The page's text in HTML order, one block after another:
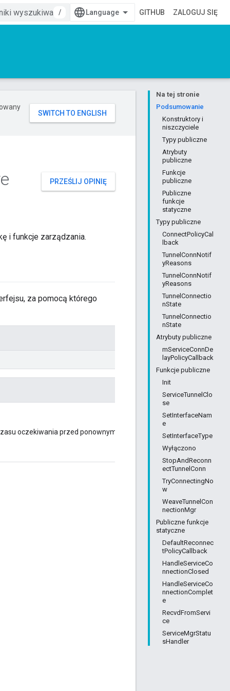
/
GITHUB ZALOGUJ SIĘ
Na tej stronie
Podsumowanie
Konstruktory i
niszczyciele
Typy publiczne
Atrybuty
publiczne
Funkcje
publiczne
Publiczne
funkcje
statyczne
Typy publiczne
ConnectPolicyCal
lback
TunnelConnNotif
yReasons
TunnelConnNotif
yReasons
TunnelConnectio
nState
TunnelConnectio
nState
Atrybuty publiczne
mServiceConnDe
layPolicyCallback
Funkcje publiczne
Init
ServiceTunnelClo
se
SetInterfaceNam
e
SetInterfaceType
Wyłączono
StopAndReconn
ectTunnelConn
TryConnectingNo
w
WeaveTunnelCon
nectionMgr
Publiczne funkcje
statyczne
DefaultReconnec
tPolicyCallback
HandleServiceCo
nnectionClosed
HandleServiceCo
nnectionComplet
e
RecvdFromServi
ce
ServiceMgrStatu
sHandler
PRZEŚLIJ OPINIĘ
i funkcje zarządzania.
za pomocą którego
oczekiwania przed ponownym połączeniem z